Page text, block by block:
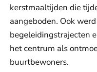
kerstmaaltijden die
aangeboden. Ook
begeleidingstrajecten
het centrum als
buurtbewoners.